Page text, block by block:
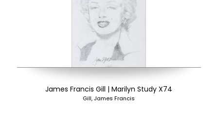
James Francis Gill | Marilyn Study X74
Gill, James Francis